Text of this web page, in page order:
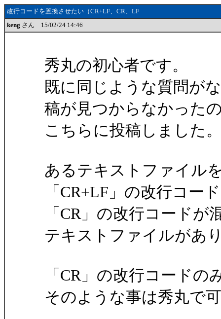
改行コードを置換させたい（CR+LF、CR、LF
keng さん 15/02/24 14:46
秀丸の初心者です。
既に同じような質問が
稿が見つからなかった
こちらに投稿しました
あるテキストファイル
「CR+LF」の改行コー
「CR」の改行コードが
テキストファイルがあ
「CR」の改行コード
そのような事は秀丸で